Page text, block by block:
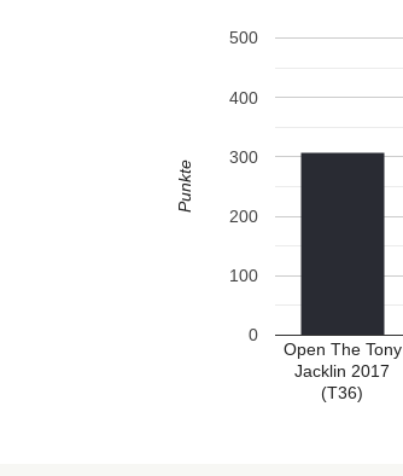
Open The Tony
Jacklin 2017
(T36)
0
100
200
300
400
500
Punkte